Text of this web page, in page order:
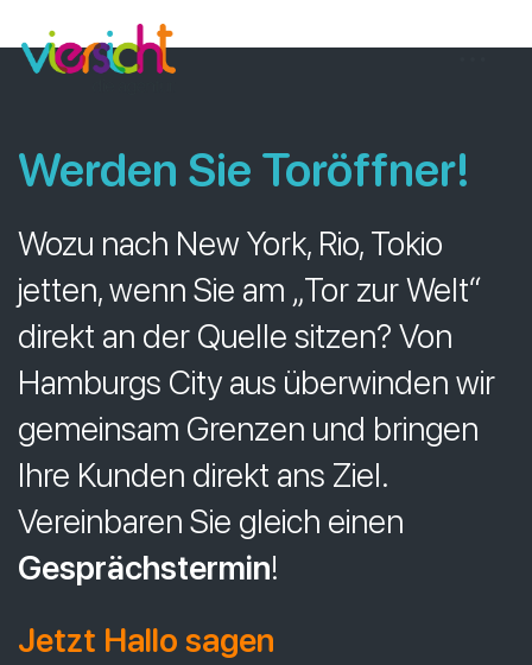
Inhalt
springen
Werden Sie Toröffner!
Wozu nach New York, Rio, Tokio
jetten, wenn Sie am „Tor zur Welt“
direkt an der Quelle sitzen? Von
Hamburgs City aus überwinden wir
gemeinsam Grenzen und bringen
Ihre Kunden direkt ans Ziel.
Vereinbaren Sie gleich einen
Gesprächstermin!
Jetzt Hallo sagen